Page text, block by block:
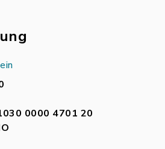
0000 4701 20